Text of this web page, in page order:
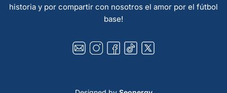
historia y por compartir con nosotros el amor por el fútbol
base!